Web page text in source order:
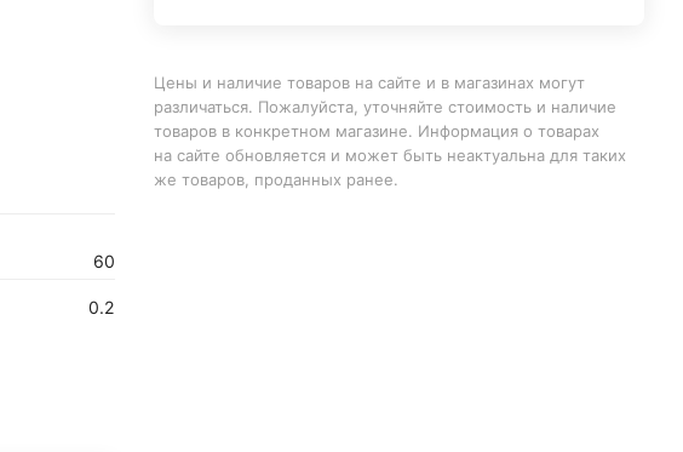
60
0.2
Цены и наличие товаров на сайте и в магазинах могут
различаться. Пожалуйста, уточняйте стоимость и наличие
товаров в конкретном магазине. Информация о товарах
на сайте обновляется и может быть неактуальна для таких
же товаров, проданных ранее.